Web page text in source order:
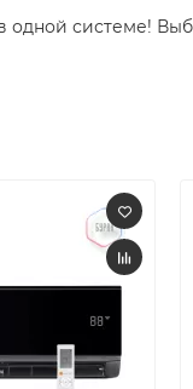
одной системе!